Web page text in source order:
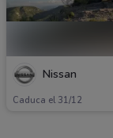
Nissan
Caduca el 31/12